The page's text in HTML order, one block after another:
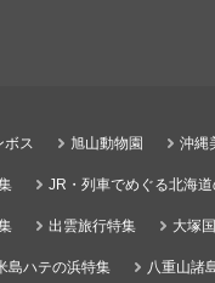
ボス 旭山動物園 沖縄
JR・列車でめぐる北海道
出雲旅行特集 大塚
島ハテの浜特集 八重山諸